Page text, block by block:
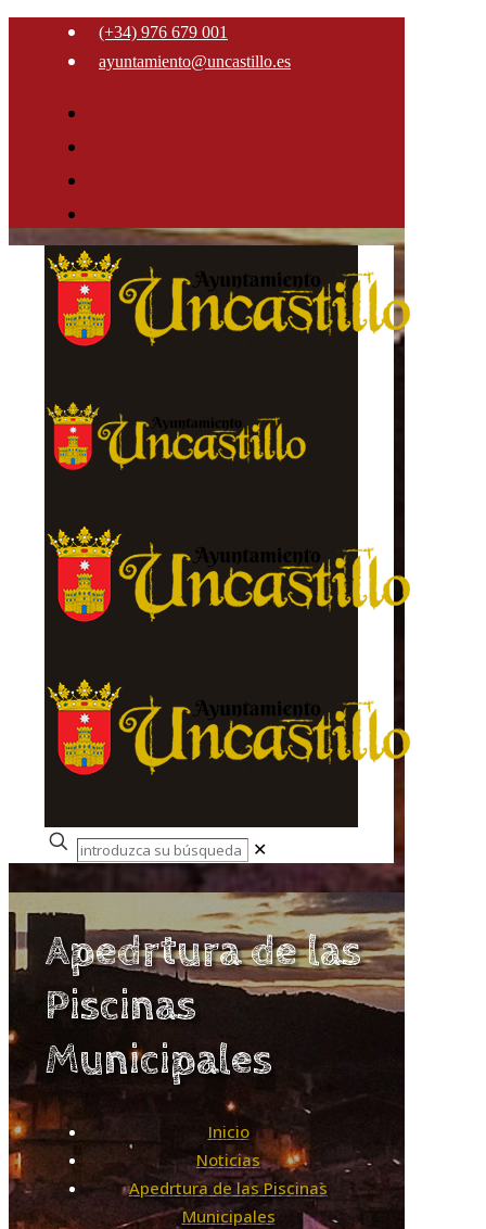
(+34) 976 679 001
ayuntamiento@uncastillo.es
✕
Apedrtura de las
Piscinas
Municipales
Inicio
Noticias
Apedrtura de las Piscinas
Municipales